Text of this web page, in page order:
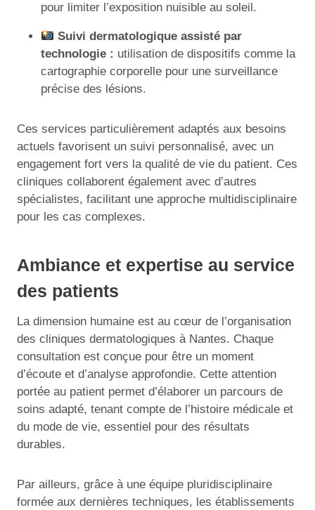
pour limiter l’exposition nuisible au soleil.
Suivi dermatologique assisté par
technologie : utilisation de dispositifs comme la
cartographie corporelle pour une surveillance
précise des lésions.
Ces services particulièrement adaptés aux besoins
actuels favorisent un suivi personnalisé, avec un
engagement fort vers la qualité de vie du patient. Ces
cliniques collaborent également avec d’autres
spécialistes, facilitant une approche multidisciplinaire
pour les cas complexes.
Ambiance et expertise au service
des patients
La dimension humaine est au cœur de l’organisation
des cliniques dermatologiques à Nantes. Chaque
consultation est conçue pour être un moment
d’écoute et d’analyse approfondie. Cette attention
portée au patient permet d’élaborer un parcours de
soins adapté, tenant compte de l’histoire médicale et
du mode de vie, essentiel pour des résultats
durables.
Par ailleurs, grâce à une équipe pluridisciplinaire
formée aux dernières techniques, les établissements